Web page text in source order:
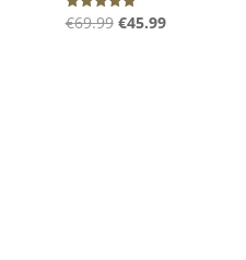
Gewaardeerd
5.00
€69.99 Oorspronkelijke
€45.99Huidige